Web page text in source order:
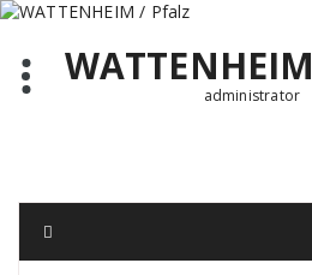
Zum
springen
administrator